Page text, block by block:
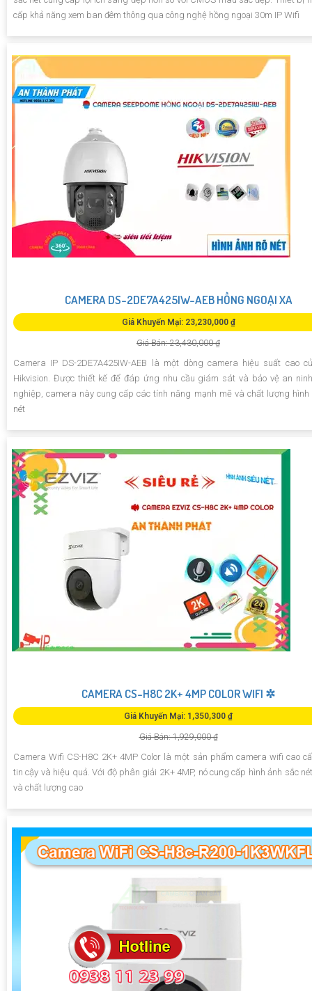
cấp khả năng xem ban đêm thông qua công nghệ hồng ngoại 30m IP Wifi
CAMERA DS-2DE7A425IW-AEB HỒNG NGOẠI XA
Giá Khuyến Mại: 23,230,000 ₫
Giá Bán: 23,430,000 ₫
Camera IP DS-2DE7A425IW-AEB là một dòng camera hiệu suất cao
Hikvision. Được thiết kế để đáp ứng nhu cầu giám sát và bảo vệ an
nghiệp, camera này cung cấp các tính năng mạnh mẽ và chất lượng hình
nét
CAMERA CS-H8C 2K+ 4MP COLOR WIFI ✲
Giá Khuyến Mại: 1,350,300 ₫
Giá Bán: 1,929,000 ₫
Camera Wifi CS-H8C 2K+ 4MP Color là một sản phẩm camera wifi cao
tin cậy và hiệu quả. Với độ phân giải 2K+ 4MP, nó cung cấp hình ảnh sắc
và chất lượng cao